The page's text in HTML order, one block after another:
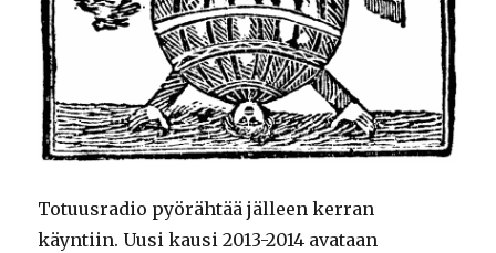
Totuusradio pyörähtää jälleen kerran
käyntiin. Uusi kausi 2013-2014 avataan